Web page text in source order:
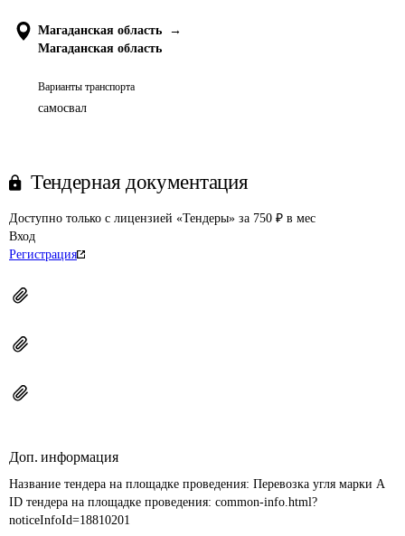
Магаданская область
→
Магаданская область
Варианты транспорта
самосвал
Тендерная документация
Доступно только с лицензией «Тендеры» за 750 ₽ в мес
Вход
Регистрация
Доп. информация
Название тендера на площадке проведения: Перевозка угля марки А
ID тендера на площадке проведения: common-info.html?
noticeInfoId=18810201